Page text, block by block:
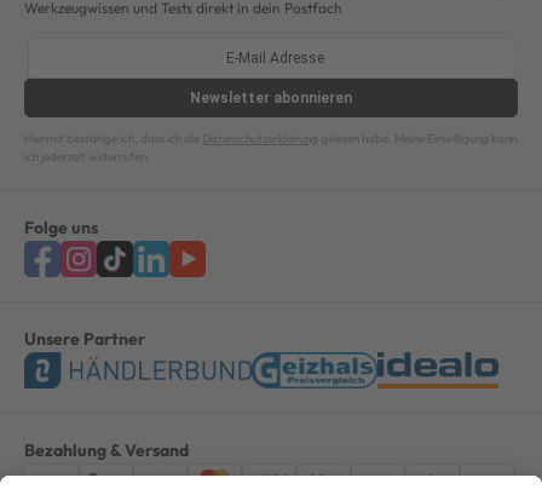
Werkzeugwissen und Tests direkt in dein Postfach
Newsletter abonnieren
Hiermit bestätige ich, dass ich die Datenschutzerklärung gelesen habe. Meine Einwilligung kann
ich jederzeit widerrufen.
Folge uns
Unsere Partner
Bezahlung & Versand